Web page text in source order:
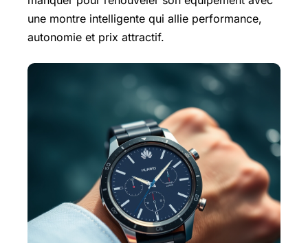
une montre intelligente qui allie performance,
autonomie et prix attractif.